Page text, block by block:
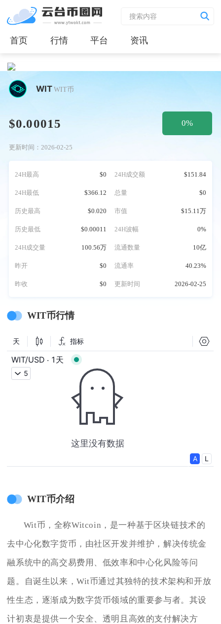
首页 行情 平台 资讯
WITWIT币
$0.00015 0%
更新时间：2026-02-25
24H最高 $0 24H成交额 $151.84
24H最低 $366.12 总量 $0
历史最高 $0.020 市值 $15.11万
历史最低 $0.00011 24H波幅 0%
24H成交量 100.56万 流通数量 10亿
昨开 $0 流通率 40.23%
昨收 $0 更新时间 2026-02-25
WIT币行情
WIT币介绍
Wit币，全称Witcoin，是一种基于区块链技术的
去中心化数字货币，由社区开发并维护，解决传统金
融系统中的高交易费用、低效率和中心化风险等问
题。自诞生以来，Wit币通过其独特的技术架构和开放
性生态，逐渐成为数字货币领域的重要参与者。其设
计初衷是提供一个安全、透明且高效的支付解决方